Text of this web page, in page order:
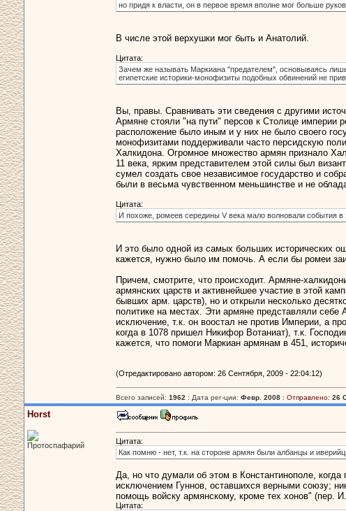
но придя к власти, он в первое время вполне мог больше
В числе этой верхушки мог быть и Анатолий.
Цитата:
Зачем же называть Маркиана "предателем", основываясь
египетские историки-монофизиты подобных обвинений не
Вы, правы. Сравнивать эти сведения с другими
Армяне стояли "на пути" персов к Столице империи
расположение было иным и у них не было своего
монофизитами поддерживали часто персидскую
Халкидона. Огромное множество армян признало
11 века, ярким представителем этой силы был
сумел создать свое независимое государство и
были в весьма чувственном меньшинстве и не
Цитата:
И похоже, ромеев середины V века мало волновали события в
И это было одной из самых больших исторических
кажется, нужно было им помочь. А если бы ромеи
Причем, смотрите, что происходит. Армяне-
армянских царств и активнейшее участие в этой
бывших арм. царств), но и открыли несколько
политике на местах. Эти армяне представляли
исключение, т.к. он воостал не против Империи, а
когда в 1078 пришел Никифор Вотаниат), т.к.
кажется, что помоги Маркиан армянам в 451,
(Отредактировано автором: 26 Сентября, 2009 - 22:04:12)
Всего записей: 1962 : Дата рег-ции: Февр. 2008 : Отправлено: 26
Horst
Протоспафарий
Цитата:
Как помню - нет, т.к. на стороне армян были албанцы и
Да, но что думали об этом в Константинополе,
исключением Гуннов, оставшихся верными союзу;
помощь войску армянскому, кроме тех хонов" (пер.
Цитата: